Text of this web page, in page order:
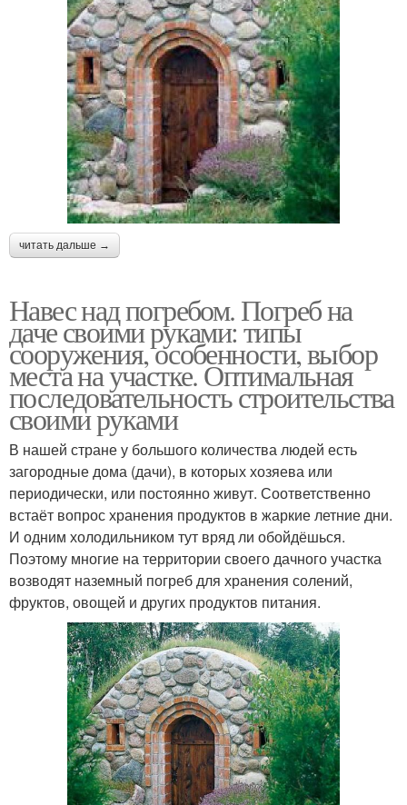
читать дальше →
Навес над погребом. Погреб на
даче своими руками: типы
сооружения, особенности, выбор
места на участке. Оптимальная
последовательность строительства
своими руками
В нашей стране у большого количества людей есть
загородные дома (дачи), в которых хозяева или
периодически, или постоянно живут. Соответственно
встаёт вопрос хранения продуктов в жаркие летние дни.
И одним холодильником тут вряд ли обойдёшься.
Поэтому многие на территории своего дачного участка
возводят наземный погреб для хранения солений,
фруктов, овощей и других продуктов питания.